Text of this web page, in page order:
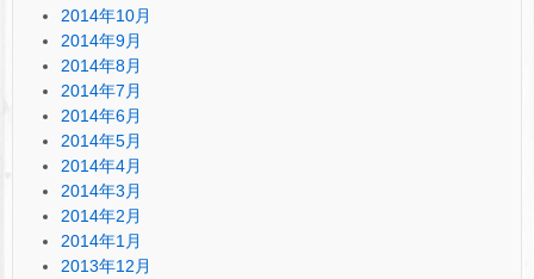
2014年10月
2014年9月
2014年8月
2014年7月
2014年6月
2014年5月
2014年4月
2014年3月
2014年2月
2014年1月
2013年12月